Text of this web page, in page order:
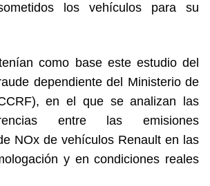
los vehículos para su
como base este estudio del
dependiente del Ministerio de
en el que se analizan las
entre las emisiones
NOx de vehículos Renault en las
y en condiciones reales